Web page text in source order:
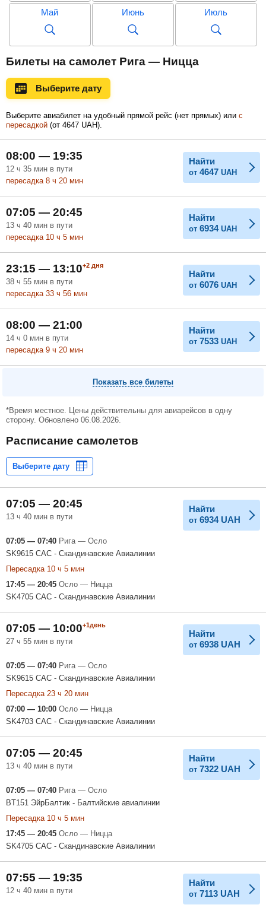
Май Июнь Июль
Сентябрь
Ноябрь
Билеты на самолет Рига — Ницца
Выберите дату
Выберите авиабилет на удобный прямой рейс (нет прямых) или с
пересадкой (от 4647 UAH).
08:00 — 19:35
12 ч 35 мин в пути
пересадка 8 ч 20 мин
Найти
от 4647 UAH
07:05 — 20:45
13 ч 40 мин в пути
пересадка 10 ч 5 мин
Найти
от 6934 UAH
23:15 — 13:10+2 дня
38 ч 55 мин в пути
пересадка 33 ч 56 мин
Найти
от 6076 UAH
08:00 — 21:00
14 ч 0 мин в пути
пересадка 9 ч 20 мин
Найти
от 7533 UAH
Показать все билеты
*Время местное. Цены действительны для авиарейсов в одну
сторону. Обновлено 06.08.2026.
Расписание самолетов
07:05 — 20:45
13 ч 40 мин в пути
Найти
от 6934 UAH
07:05 — 07:40 Рига — Осло
SK9615 САС - Скандинавские Авиалинии
Пересадка 10 ч 5 мин
17:45 — 20:45 Осло — Ницца
SK4705 САС - Скандинавские Авиалинии
07:05 — 10:00+1день
27 ч 55 мин в пути
Найти
от 6938 UAH
07:05 — 07:40 Рига — Осло
SK9615 САС - Скандинавские Авиалинии
Пересадка 23 ч 20 мин
07:00 — 10:00 Осло — Ницца
SK4703 САС - Скандинавские Авиалинии
07:05 — 20:45
13 ч 40 мин в пути
Найти
от 7322 UAH
07:05 — 07:40 Рига — Осло
BT151 ЭйрБалтик - Балтийские авиалинии
Пересадка 10 ч 5 мин
17:45 — 20:45 Осло — Ницца
SK4705 САС - Скандинавские Авиалинии
07:55 — 19:35
12 ч 40 мин в пути
Найти
от 7113 UAH